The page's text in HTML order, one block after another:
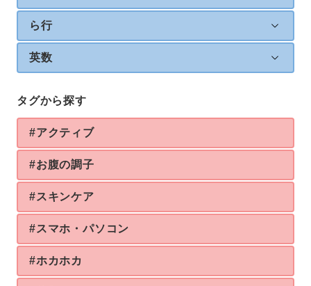
ら行
英数
タグから探す
#アクティブ
#お腹の調子
#スキンケア
#スマホ・パソコン
#ホカホカ